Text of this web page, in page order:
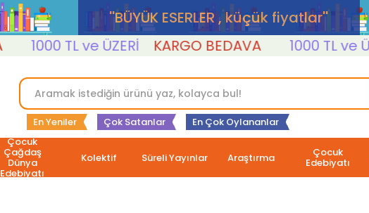
''BÜYÜK ESERLER , küçük fiyatlar''
1000 TL ve ÜZERİ KARGO BEDAVA 1000 TL ve ÜZERİ
En Yeniler Çok Satanlar En Çok Oylananlar
Çocuk
Çağdaş
Dünya
Edebiyatı
Kolektif Süreli Yayınlar Araştırma Çocuk
Edebiyatı